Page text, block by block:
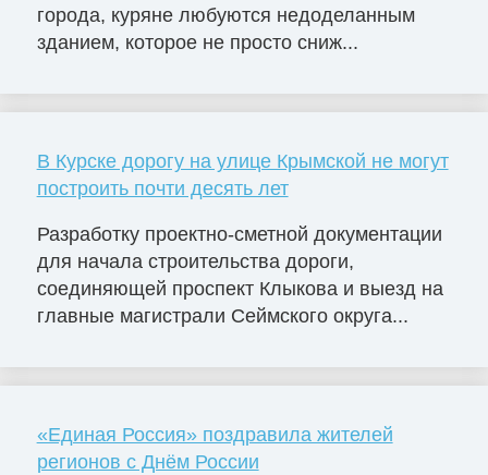
города, куряне любуются недоделанным
зданием, которое не просто сниж...
В Курске дорогу на улице Крымской не могут
построить почти десять лет
Разработку проектно-сметной документации
для начала строительства дороги,
соединяющей проспект Клыкова и выезд на
главные магистрали Сеймского округа...
«Единая Россия» поздравила жителей
регионов с Днём России